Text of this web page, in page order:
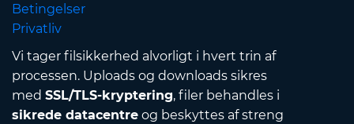
Betingelser
Privatliv
Vi tager filsikkerhed alvorligt i hvert trin af
processen. Uploads og downloads sikres
med SSL/TLS-kryptering, filer behandles i
sikrede datacentre og beskyttes af streng